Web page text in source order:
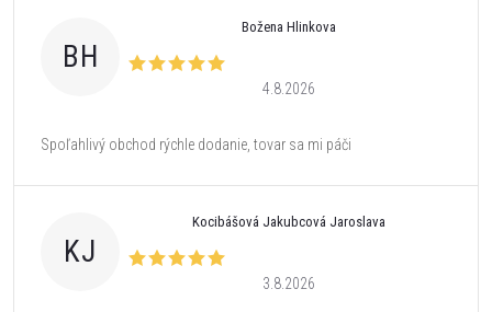
BH
Božena Hlinkova
4.8.2026
Spoľahlivý obchod rýchle dodanie, tovar sa mi páči
KJ
Kocibášová Jakubcová Jaroslava
3.8.2026